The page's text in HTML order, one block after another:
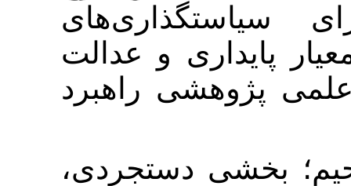
و عدالت
راهبرد
دستجردی،